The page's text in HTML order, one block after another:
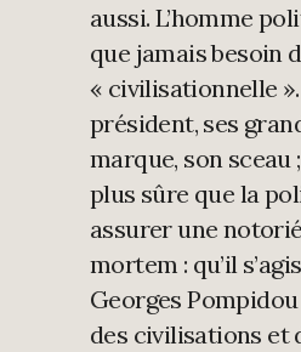
aussi. L’homme
que jamais besoin
« civilisationnelle
président, ses
marque, son
plus sûre que la
assurer une
mortem : qu’il
Georges
des civilisations et